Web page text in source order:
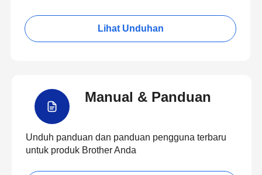
Lihat Unduhan
Manual & Panduan
Unduh panduan dan panduan pengguna terbaru
untuk produk Brother Anda